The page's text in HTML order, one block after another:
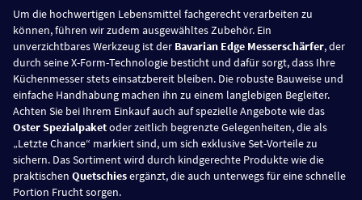
Um die hochwertigen Lebensmittel fachgerecht verarbeiten zu
können, führen wir zudem ausgewähltes Zubehör. Ein
unverzichtbares Werkzeug ist der Bavarian Edge Messerschärfer, der
durch seine X-Form-Technologie besticht und dafür sorgt, dass Ihre
Küchenmesser stets einsatzbereit bleiben. Die robuste Bauweise und
einfache Handhabung machen ihn zu einem langlebigen Begleiter.
Achten Sie bei Ihrem Einkauf auch auf spezielle Angebote wie das
Oster Spezialpaketoder zeitlich begrenzte Gelegenheiten, die als
„Letzte Chance“ markiert sind, um sich exklusive Set-Vorteile zu
sichern. Das Sortiment wird durch kindgerechte Produkte wie die
praktischen Quetschiesergänzt, die auch unterwegs für eine schnelle
Portion Frucht sorgen.